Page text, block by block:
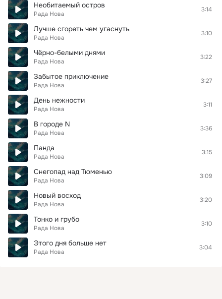
Необитаемый остров
Рада Нова
3:14
Лучше сгореть чем угаснуть
Рада Нова
3:10
Чёрно-белыми днями
Рада Нова
3:22
Забытое приключение
Рада Нова
3:27
День нежности
Рада Нова
3:11
В городе N
Рада Нова
3:36
Панда
Рада Нова
3:15
Снегопад над Тюменью
Рада Нова
3:09
Новый восход
Рада Нова
3:20
Тонко и грубо
Рада Нова
3:10
Этого дня больше нет
Рада Нова
3:04